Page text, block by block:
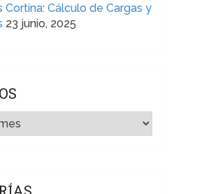
Cortina: Cálculo de Cargas y
23 junio, 2025